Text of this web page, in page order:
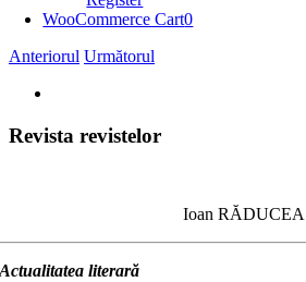
WooCommerce Cart0
Anteriorul Următorul
Image
Revista revistelor
Ioan RĂDUCEA
Actualitatea literară